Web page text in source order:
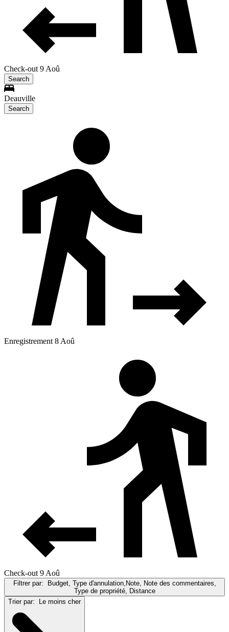
Check-out 9 Aoû
Search
Deauville
Search
Enregistrement 8 Aoû
Check-out 9 Aoû
Filtrer par: Budget, Type d'annulation,Note, Note des commentaires,
Type de propriété, Distance
Trier par: Le moins cher